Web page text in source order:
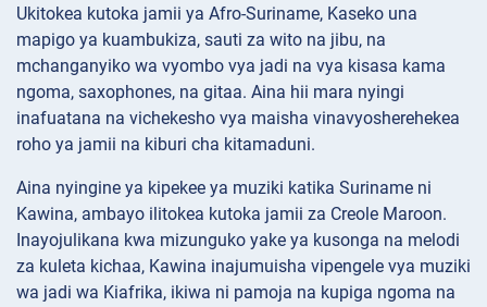
Ukitokea kutoka jamii ya Afro-Suriname, Kaseko una
mapigo ya kuambukiza, sauti za wito na jibu, na
mchanganyiko wa vyombo vya jadi na vya kisasa kama
ngoma, saxophones, na gitaa. Aina hii mara nyingi
inafuatana na vichekesho vya maisha vinavyosherehekea
roho ya jamii na kiburi cha kitamaduni.
Aina nyingine ya kipekee ya muziki katika Suriname ni
Kawina, ambayo ilitokea kutoka jamii za Creole Maroon.
Inayojulikana kwa mizunguko yake ya kusonga na melodi
za kuleta kichaa, Kawina inajumuisha vipengele vya muziki
wa jadi wa Kiafrika, ikiwa ni pamoja na kupiga ngoma na